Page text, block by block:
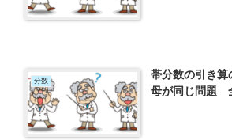
分数
帯分数の引き
母が同じ問題